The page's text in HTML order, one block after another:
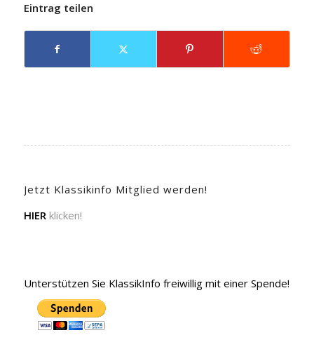
Eintrag teilen
Jetzt Klassikinfo Mitglied werden!
HIER klicken!
Unterstützen Sie KlassikInfo freiwillig mit einer Spende!